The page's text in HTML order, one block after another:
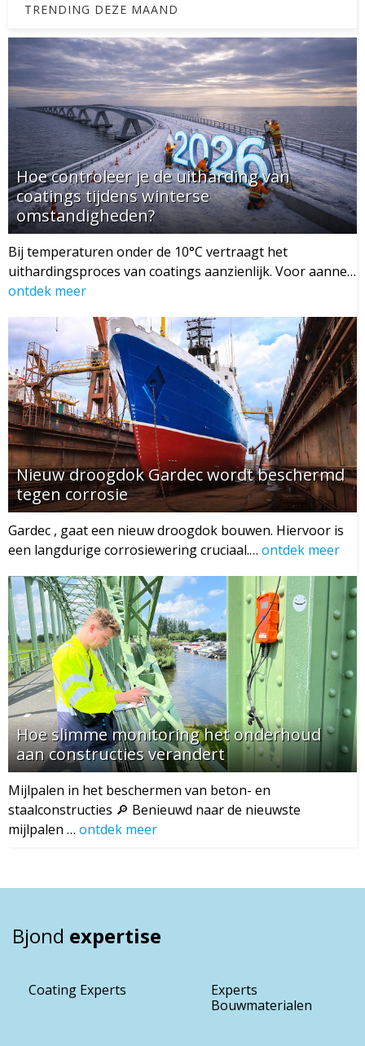
TRENDING DEZE MAAND
Hoe controleer je de uitharding van
coatings tijdens winterse
omstandigheden?
Bij temperaturen onder de 10°C vertraagt het
uithardingsproces van coatings aanzienlijk. Voor aanne…
ontdek meer
Nieuw droogdok Gardec wordt beschermd
tegen corrosie
Gardec , gaat een nieuw droogdok bouwen. Hiervoor is
een langdurige corrosiewering cruciaal.… ontdek meer
Hoe slimme monitoring het onderhoud
aan constructies verandert
Mijlpalen in het beschermen van beton- en
staalconstructies 🔎 Benieuwd naar de nieuwste
mijlpalen … ontdek meer
Bjond expertise
Coating Experts
Experts
Bouwmaterialen